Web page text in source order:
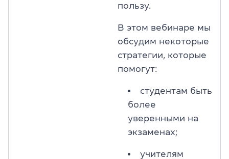
пользу.
В этом вебинаре мы
обсудим некоторые
стратегии, которые
помогут:
студентам быть
более
уверенными на
экзаменах;
учителям